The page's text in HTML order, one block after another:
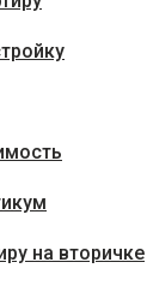
на вторичке